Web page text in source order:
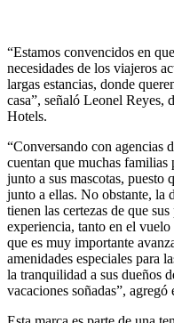
“Estamos convencidos en
necesidades de los viajeros
largas estancias, donde
casa”, señaló Leonel
Hotels.
“Conversando con agencias
cuentan que muchas
junto a sus mascotas, puesto
junto a ellas. No obstante, la
tienen las certezas de que
experiencia, tanto en el
que es muy importante
amenidades especiales para
la tranquilidad a sus dueños
vacaciones soñadas”, agregó